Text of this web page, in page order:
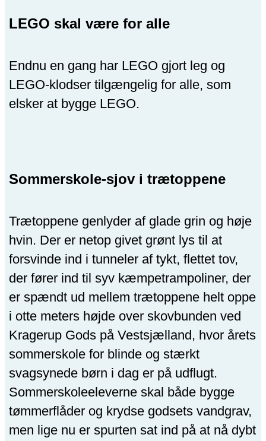
LEGO skal være for alle
Endnu en gang har LEGO gjort leg og
LEGO-klodser tilgængelig for alle, som
elsker at bygge LEGO.
Sommerskole-sjov i trætoppene
Trætoppene genlyder af glade grin og høje
hvin. Der er netop givet grønt lys til at
forsvinde ind i tunneler af tykt, flettet tov,
der fører ind til syv kæmpetrampoliner, der
er spændt ud mellem trætoppene helt oppe
i otte meters højde over skovbunden ved
Kragerup Gods på Vestsjælland, hvor årets
sommerskole for blinde og stærkt
svagsynede børn i dag er på udflugt.
Sommerskoleeleverne skal både bygge
tømmerflåder og krydse godsets vandgrav,
men lige nu er spurten sat ind på at nå dybt